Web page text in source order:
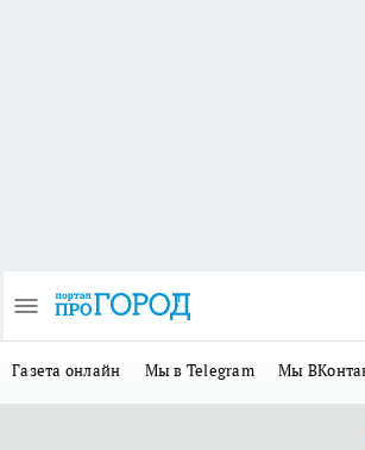
Газета онлайн Мы в Telegram Мы